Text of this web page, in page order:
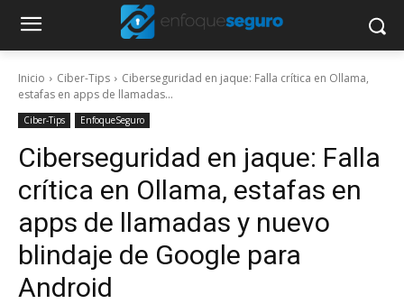
Inicio Ciber-Tips
Ciberseguridad en jaque: Falla crítica en Ollama,
estafas en apps de llamadas...
Ciber-Tips EnfoqueSeguro
Ciberseguridad en jaque: Falla
crítica en Ollama, estafas en
apps de llamadas y nuevo
blindaje de Google para
Android